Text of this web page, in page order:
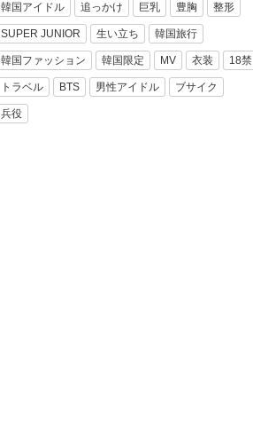
韓国アイドル 追っかけ 巨乳 豊胸 整形
SUPER JUNIOR 生い立ち 韓国旅行
韓国ファッション 韓国限定 MV 衣装 18禁
トラベル BTS 男性アイドル ブサイク
兵役